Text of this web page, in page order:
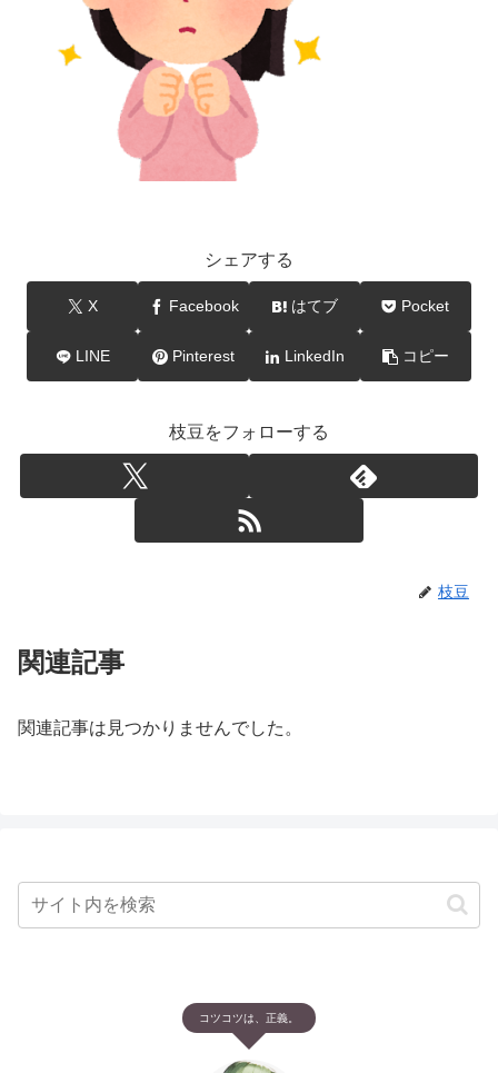
シェアする
X Facebook はてブ Pocket
LINE Pinterest LinkedIn コピー
枝豆をフォローする
枝豆
関連記事
関連記事は見つかりませんでした。
コツコツは、正義。